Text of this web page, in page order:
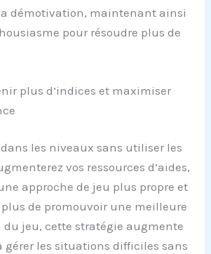
démotivation, maintenant ainsi
pour résoudre plus de
plus d’indices et maximiser
les niveaux sans utiliser les
vos ressources d’aides,
approche de jeu plus propre et
de promouvoir une meilleure
jeu, cette stratégie augmente
gérer les situations difficiles sans